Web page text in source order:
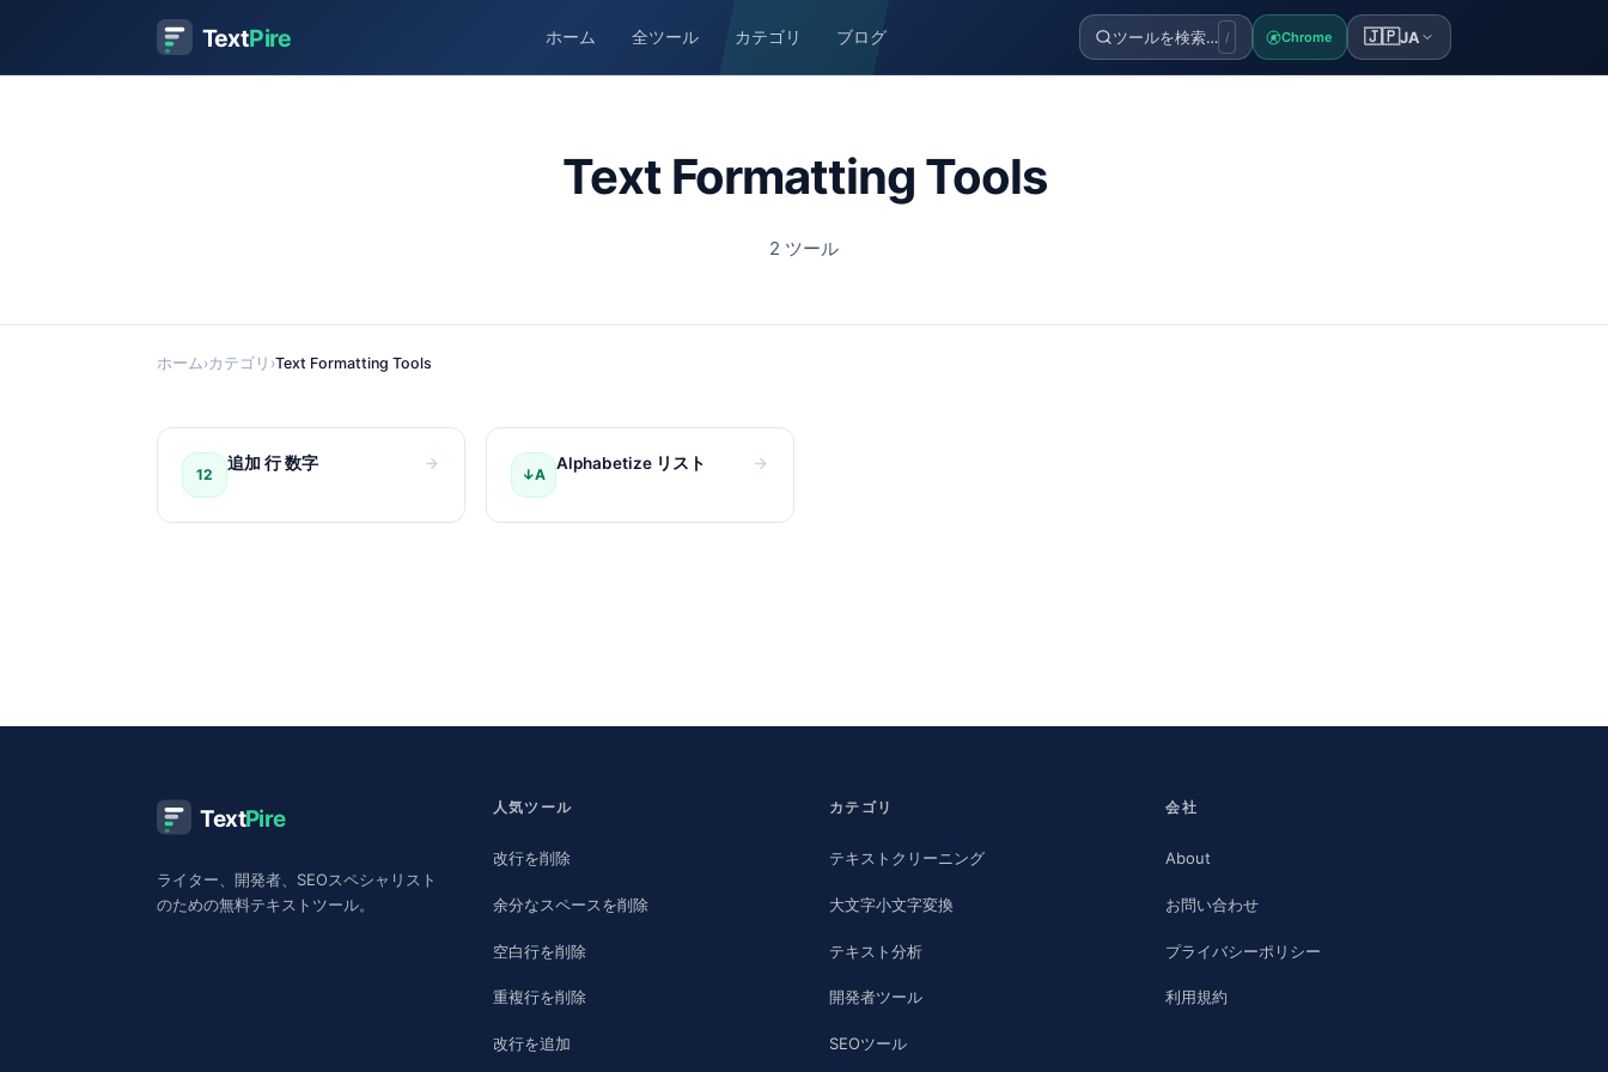
TextPire ホーム 全ツール カテゴリ ブログ ツールを検索… / Chrome 🇯🇵JA
Text Formatting Tools
2 ツール
ホーム›カテゴリ ›Text Formatting Tools
12
追加 行 数字
↓A
Alphabetize リスト
TextPire
ライター、開発者、SEOスペシャリスト
のための無料テキストツール。
人気ツール
改行を削除
余分なスペースを削除
空白行を削除
重複行を削除
改行を追加
カテゴリ
テキストクリーニング
大文字小文字変換
テキスト分析
開発者ツール
SEOツール
会社
About
お問い合わせ
プライバシーポリシー
利用規約